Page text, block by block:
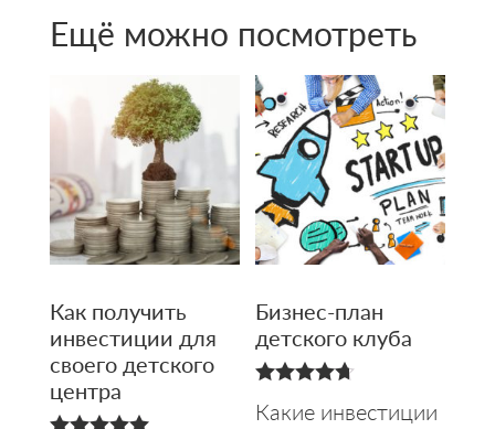
Ещё можно посмотреть
Как получить
инвестиции для
своего детского
центра
Бизнес-план
детского клуба
из 5
Какие инвестиции